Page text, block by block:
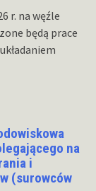
r. na węźle
będą prace
na
i
(surowców